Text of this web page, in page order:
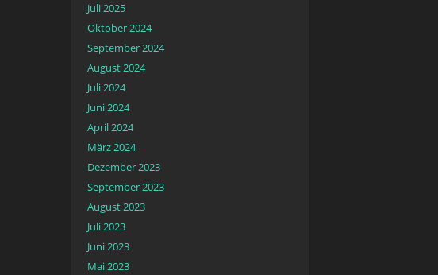
Juli 2025
Oktober 2024
September 2024
August 2024
Juli 2024
Juni 2024
April 2024
März 2024
Dezember 2023
September 2023
August 2023
Juli 2023
Juni 2023
Mai 2023